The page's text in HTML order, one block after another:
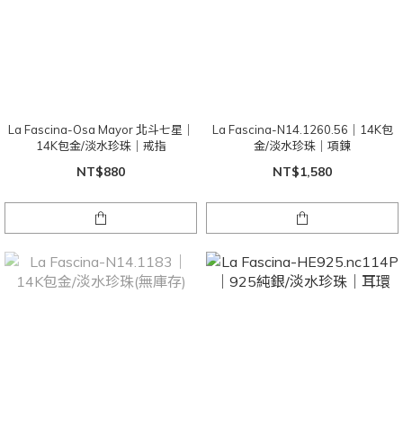
La Fascina-Osa Mayor 北斗七星｜
14K包金/淡水珍珠｜戒指
NT$880
La Fascina-N14.1260.56｜14K包
金/淡水珍珠｜項鍊
NT$1,580